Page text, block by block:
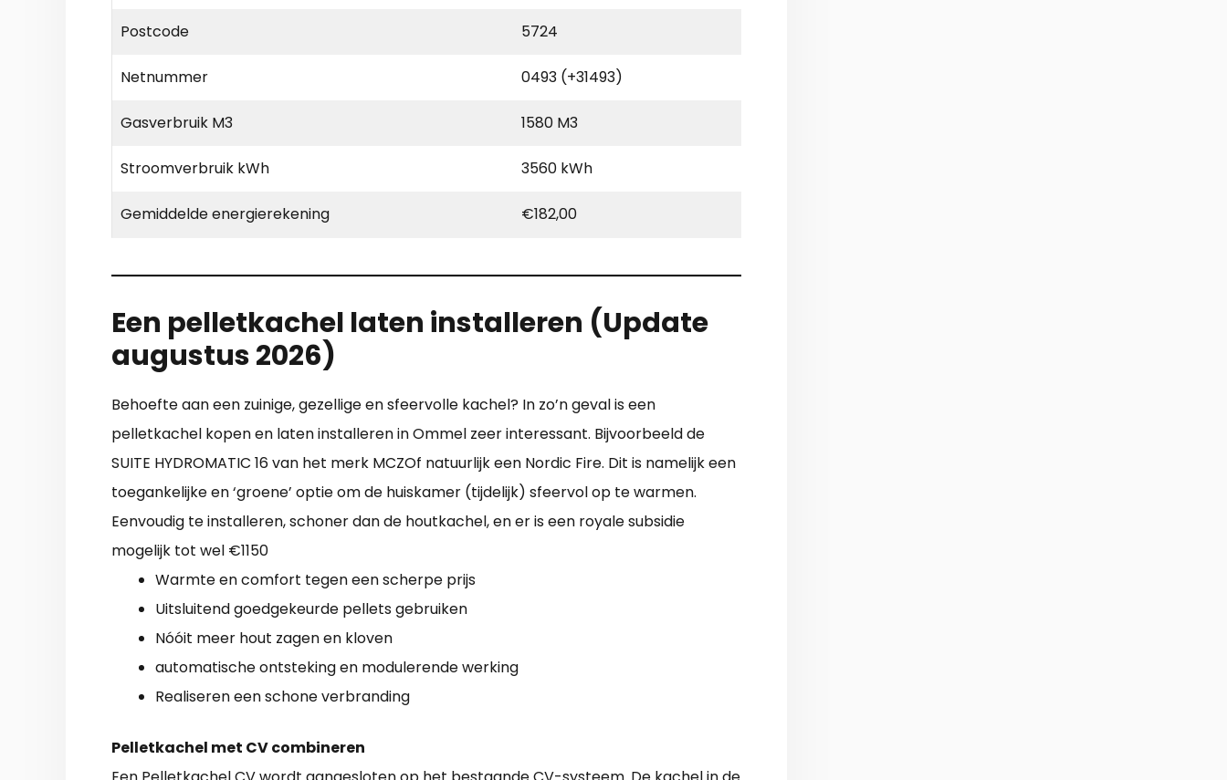
Postcode 5724
Netnummer 0493 (+31493)
Gasverbruik M3 1580 M3
Stroomverbruik kWh 3560 kWh
Gemiddelde energierekening €182,00
Een pelletkachel laten installeren (Update
augustus 2026)
Behoefte aan een zuinige, gezellige en sfeervolle kachel? In zo’n geval is een
pelletkachel kopen en laten installeren in Ommel zeer interessant. Bijvoorbeeld de
SUITE HYDROMATIC 16 van het merk MCZOf natuurlijk een Nordic Fire. Dit is namelijk een
toegankelijke en ‘groene’ optie om de huiskamer (tijdelijk) sfeervol op te warmen.
Eenvoudig te installeren, schoner dan de houtkachel, en er is een royale subsidie
mogelijk tot wel €1150
Warmte en comfort tegen een scherpe prijs
Uitsluitend goedgekeurde pellets gebruiken
Nóóit meer hout zagen en kloven
automatische ontsteking en modulerende werking
Realiseren een schone verbranding
Pelletkachel met CV combineren